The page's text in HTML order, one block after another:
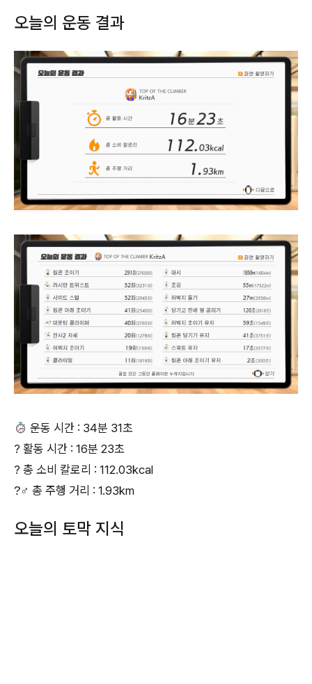
오늘의 운동 결과
운동 시간 : 34분 31초
? 활동 시간 : 16분 23초
? 총 소비 칼로리 : 112.03kcal
?‍♂‍ 총 주행 거리 : 1.93km
오늘의 토막 지식